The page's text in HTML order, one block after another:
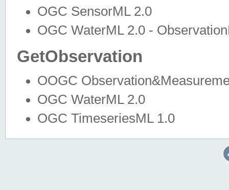
OGC SensorML 2.0
OGC WaterML 2.0 -
GetObservation
OOGC
OGC WaterML 2.0
OGC TimeseriesML 1.0